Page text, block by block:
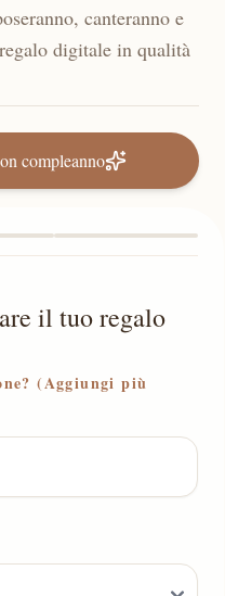
canteranno e
digitale in qualità
compleanno
il tuo regalo
(Aggiungi più